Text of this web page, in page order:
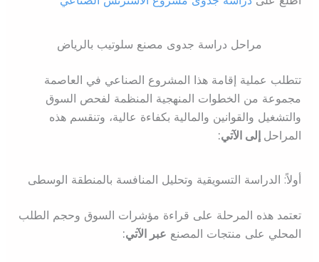
مراحل دراسة جدوى مصنع سلوتيب بالرياض
تتطلب عملية إقامة هذا المشروع الصناعي في العاصمة
مجموعة من الخطوات المنهجية المنظمة لفحص السوق
والتشغيل والقوانين والمالية بكفاءة عالية، وتنقسم هذه
المراحلإلى الآتي:
أولاً: الدراسة التسويقية وتحليل المنافسة بالمنطقة الوسطى
تعتمد هذه المرحلة على قراءة مؤشرات السوق وحجم الطلب
المحلي على منتجات المصنع عبر الآتي: